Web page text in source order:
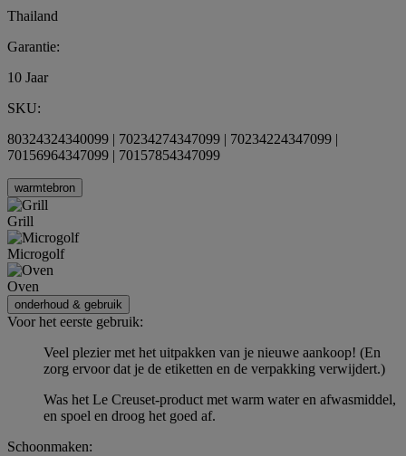
Thailand
Garantie:
10 Jaar
SKU:
80324324340099 | 70234274347099 | 70234224347099 |
70156964347099 | 70157854347099
warmtebron
Grill
Microgolf
Oven
onderhoud & gebruik
Voor het eerste gebruik:
Veel plezier met het uitpakken van je nieuwe aankoop! (En
zorg ervoor dat je de etiketten en de verpakking verwijdert.)
Was het Le Creuset-product met warm water en afwasmiddel,
en spoel en droog het goed af.
Schoonmaken: